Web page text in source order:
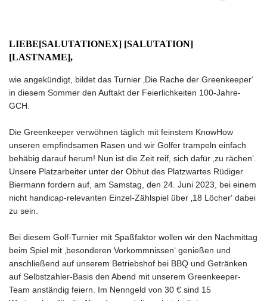
LIEBE[SALUTATIONEX] [SALUTATION]
[LASTNAME],
wie angekündigt, bildet das Turnier ‚Die Rache der Greenkeeper‘
in diesem Sommer den Auftakt der Feierlichkeiten 100-Jahre-
GCH.
Die Greenkeeper verwöhnen täglich mit feinstem KnowHow
unseren empfindsamen Rasen und wir Golfer trampeln einfach
behäbig darauf herum! Nun ist die Zeit reif, sich dafür ‚zu rächen‘.
Unsere Platzarbeiter unter der Obhut des Platzwartes Rüdiger
Biermann fordern auf, am Samstag, den 24. Juni 2023, bei einem
nicht handicap-relevanten Einzel-Zählspiel über ‚18 Löcher‘ dabei
zu sein.
Bei diesem Golf-Turnier mit Spaßfaktor wollen wir den Nachmittag
beim Spiel mit ‚besonderen Vorkommnissen‘ genießen und
anschließend auf unserem Betriebshof bei BBQ und Getränken
auf Selbstzahler-Basis den Abend mit unserem Greenkeeper-
Team anständig feiern. Im Nenngeld von 30 € sind 15